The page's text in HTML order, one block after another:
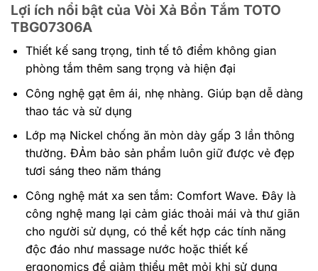
Lợi ích nổi bật của Vòi Xả Bồn Tắm TOTO
TBG07306A
Thiết kế sang trọng, tinh tế tô điểm không gian
phòng tắm thêm sang trọng và hiện đại
Công nghệ gạt êm ái, nhẹ nhàng. Giúp bạn dễ dàng
thao tác và sử dụng
Lớp mạ Nickel chống ăn mòn dày gấp 3 lần thông
thường. ĐẢm bảo sản phẩm luôn giữ được vẻ đẹp
tươi sáng theo năm tháng
Công nghệ mát xa sen tắm: Comfort Wave. Đây là
công nghệ mang lại cảm giác thoải mái và thư giãn
cho người sử dụng, có thể kết hợp các tính năng
độc đáo như massage nước hoặc thiết kế
ergonomics để giảm thiểu mệt mỏi khi sử dụng